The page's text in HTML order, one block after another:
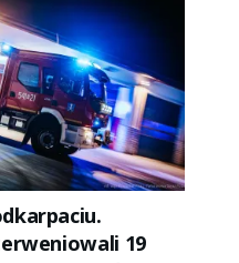
19